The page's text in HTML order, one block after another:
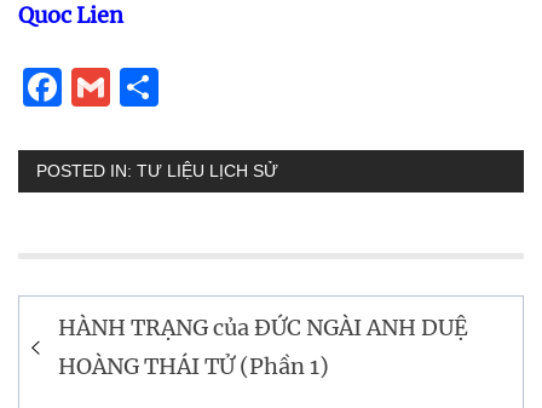
Quoc Lien
Facebook
Gmail
POSTED IN: TƯ LIỆU LỊCH SỬ
Điều
hướng
HÀNH TRẠNG của ĐỨC NGÀI ANH DUỆ
HOÀNG THÁI TỬ (Phần 1)